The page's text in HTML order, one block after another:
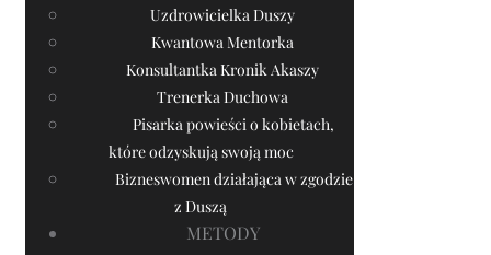
Uzdrowicielka Duszy
Kwantowa Mentorka
Konsultantka Kronik Akaszy
Trenerka Duchowa
Pisarka powieści o kobietach,
które odzyskują swoją moc
Bizneswomen działająca w zgodzie
z Duszą
METODY